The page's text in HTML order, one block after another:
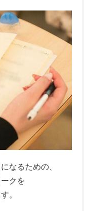
なるための、
クを
。